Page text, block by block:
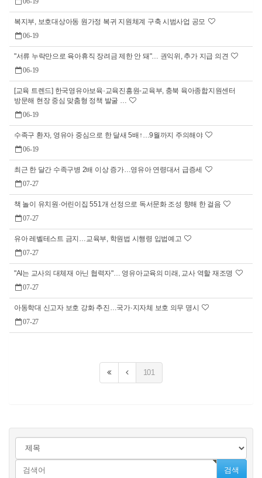
복지부, 보호대상아동 원가정 복귀 지원체계 구축 시범사업 공모
06-19
"서류 누락만으로 육아휴직 장려금 제한 안 돼"… 권익위, 추가 지급 의견
06-19
[교육 트렌드] 한국영유아보육·교육진흥원-교육부, 충북 육아종합지원센터
방문해 현장 중심 맞춤형 정책 발굴 …
06-19
수족구 환자, 영유아 중심으로 한 달새 5배↑…9월까지 주의해야
06-19
최근 한 달간 수족구병 2배 이상 증가…영유아 연령대서 급증세
07-27
책 놀이 유치원·어린이집 551개 선정으로 독서문화 조성 향해 한 걸음
07-27
유아 레벨테스트 금지…교육부, 학원법 시행령 입법예고
07-27
"AI는 교사의 대체재 아닌 협력자"… 영유아교육의 미래, 교사 역할 재조명
07-27
아동학대 신고자 보호 강화 추진…국가·지자체 보호 의무 명시
07-27
101
검색